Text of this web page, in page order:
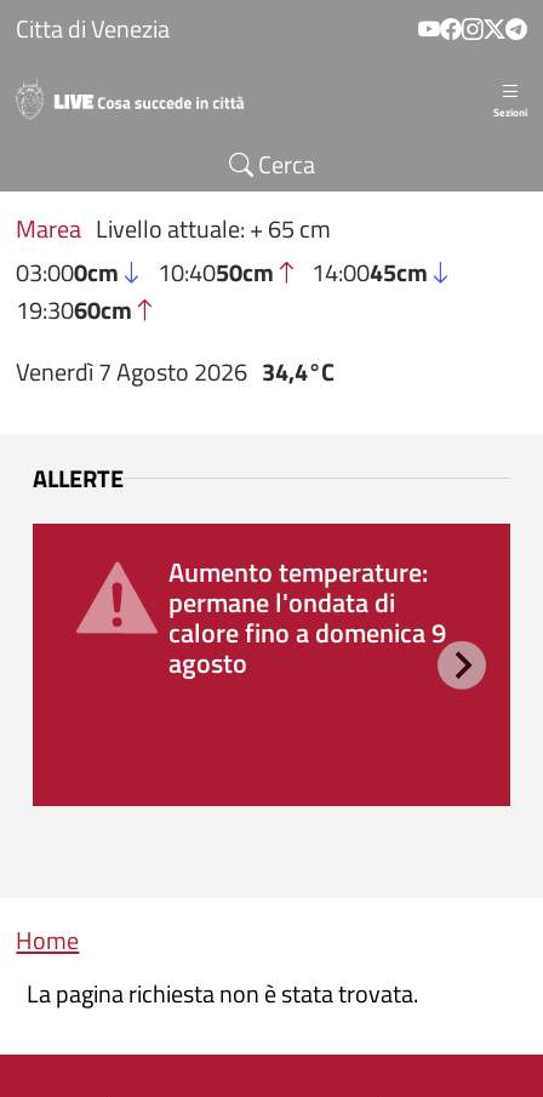
Salta al contenuto principale
Citta di Venezia
Sezioni
Cerca
Marea Livello attuale: + 65 cm
03:000cm 10:4050cm 14:0045cm
19:3060cm
Venerdì 7 Agosto 2026 34,4°C
ALLERTE
Aumento temperature:
permane l'ondata di
calore fino a domenica 9
agosto
Briciole di pane
Home
La pagina richiesta non è stata trovata.